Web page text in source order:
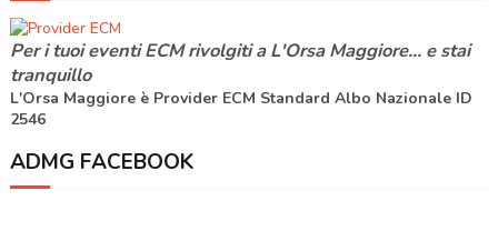
Per i tuoi eventi ECM rivolgiti aL'Orsa Maggiore... e stai
tranquillo
L'Orsa Maggiore è Provider ECM Standard Albo Nazionale ID
2546
ADMG FACEBOOK